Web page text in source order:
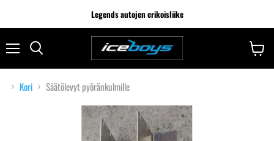
Legends autojen erikoisliike
Kori Säätölevyt pyöränkulmille